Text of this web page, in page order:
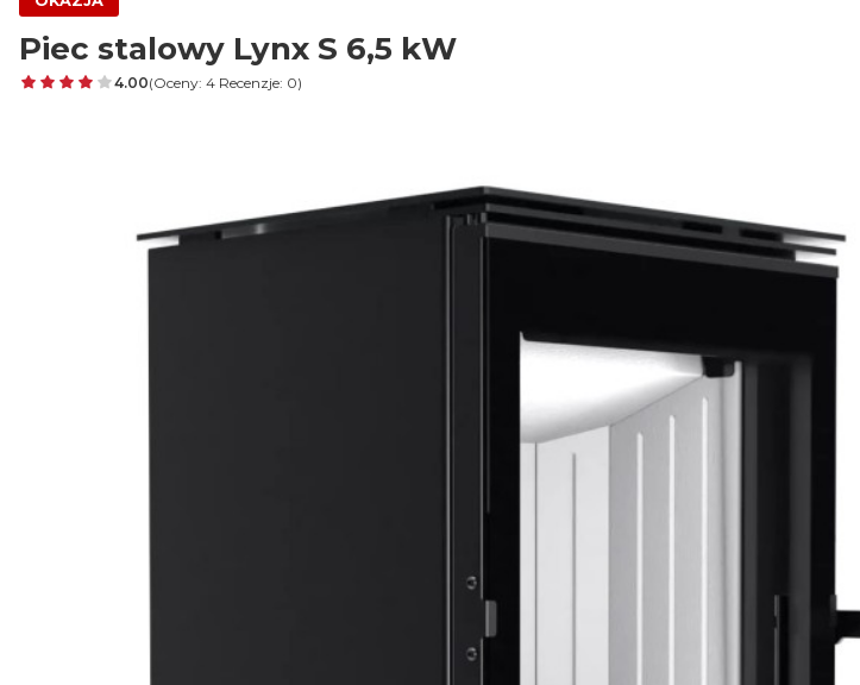
Piec stalowy Lynx S 6,5 kW
4.00(Oceny: 4 Recenzje: 0)